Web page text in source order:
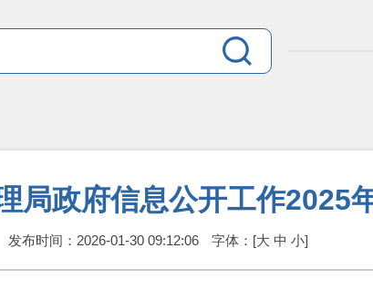
局政府信息公开工作2025
发布时间： 2026-01-30 09:12:06 字体：[大 中 小]